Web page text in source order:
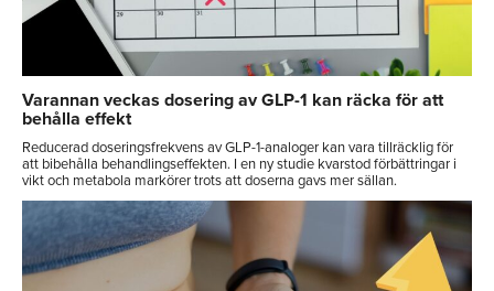
Varannan veckas dosering av GLP-1 kan räcka för att
behålla effekt
Reducerad doseringsfrekvens av GLP-1-analoger kan vara tillräcklig för
att bibehålla behandlingseffekten. I en ny studie kvarstod förbättringar i
vikt och metabola markörer trots att doserna gavs mer sällan.